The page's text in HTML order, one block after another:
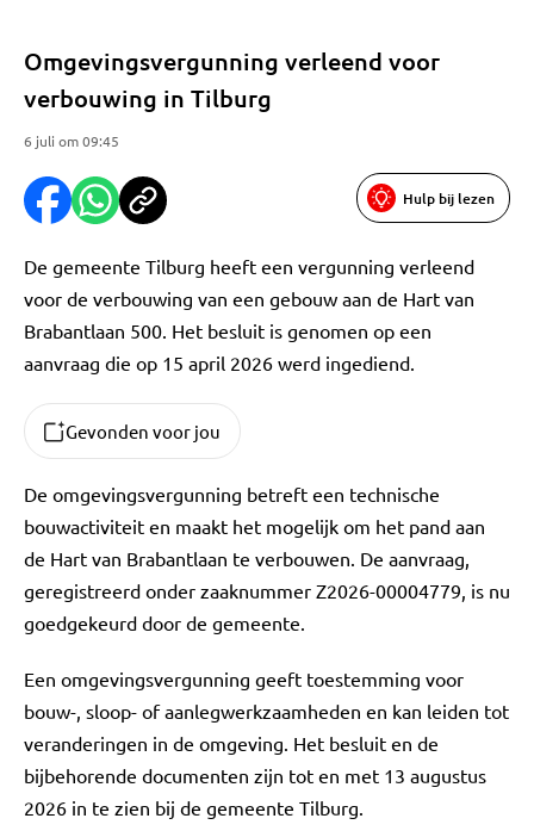
Omgevingsvergunning verleend voor
verbouwing in Tilburg
6 juli om 09:45
Hulp bij lezen
De gemeente Tilburg heeft een vergunning verleend
voor de verbouwing van een gebouw aan de Hart van
Brabantlaan 500. Het besluit is genomen op een
aanvraag die op 15 april 2026 werd ingediend.
Gevonden voor jou
De omgevingsvergunning betreft een technische
bouwactiviteit en maakt het mogelijk om het pand aan
de Hart van Brabantlaan te verbouwen. De aanvraag,
geregistreerd onder zaaknummer Z2026-00004779, is nu
goedgekeurd door de gemeente.
Een omgevingsvergunning geeft toestemming voor
bouw-, sloop- of aanlegwerkzaamheden en kan leiden tot
veranderingen in de omgeving. Het besluit en de
bijbehorende documenten zijn tot en met 13 augustus
2026 in te zien bij de gemeente Tilburg.